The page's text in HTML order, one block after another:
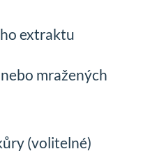
extraktu
mražených
(volitelné)